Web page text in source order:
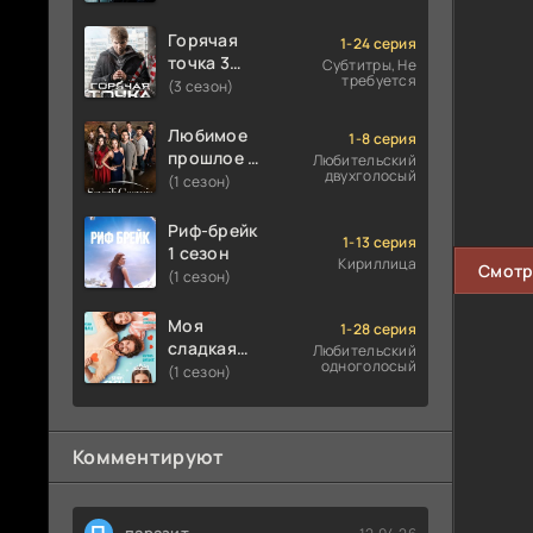
Горячая
точка 3
сезон
(3 сезон)
1-24 серия
Субтитры, Не
требуется
Любимое
прошлое 1
сезон
(1 сезон)
1-8 серия
Любительский
двухголосый
Риф-брейк
1 сезон
(1 сезон)
1-13 серия
Кириллица
Моя
сладкая
ложь 1
(1 сезон)
1-28 серия
Любительский
одноголосый
Комментируют